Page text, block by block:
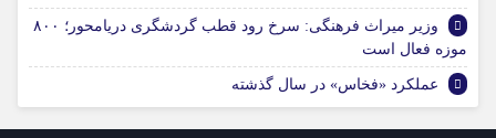
وزیر میراث فرهنگی: سرخ رود قطب گردشگری دریامحور؛ ۸۰۰
موزه فعال است
عملکرد «فخاس» در سال گذشته